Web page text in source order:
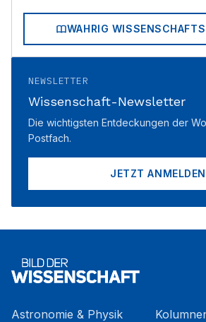
WAHRIG
NEWSLETTER
Wissenschaft-Newsletter
Die wichtigsten Entdeckungen der
Postfach.
JETZT ANMELDEN
Astronomie & Physik